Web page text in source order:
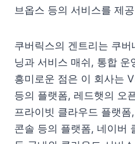
브옵스 등의 서비스를 제
쿠버릭스의 겐트리는 쿠
닝과 서비스 매쉬, 통합
흥미로운 점은 이 회사는
등의 플랫폼, 레드햇의 오
프라이빗 클라우드 플랫
콘솔 등의 플랫폼, 네이버